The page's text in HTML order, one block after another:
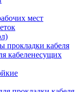
мест
прокладки кабеля
кабеленесущих